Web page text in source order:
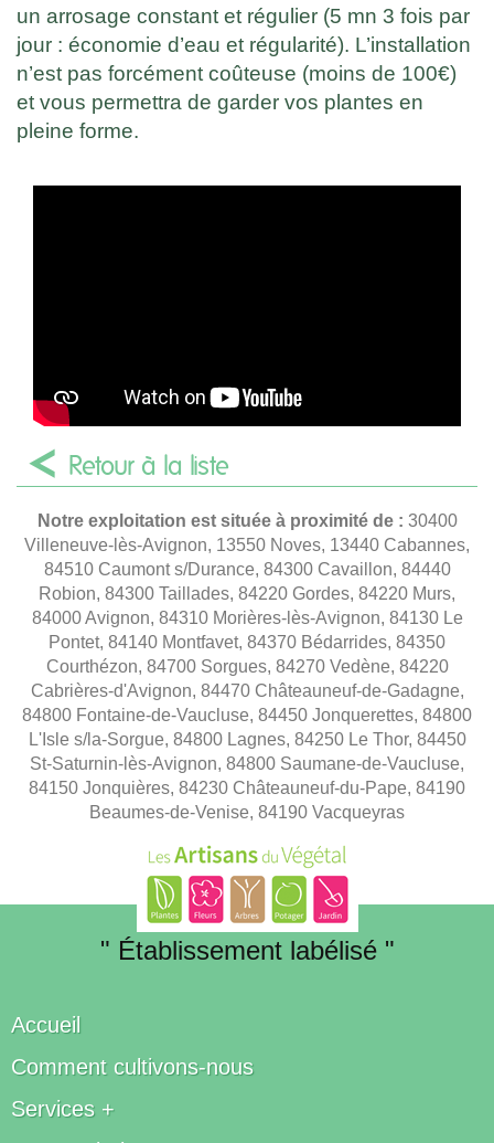
un arrosage constant et régulier (5 mn 3 fois par
jour : économie d’eau et régularité). L’installation
n’est pas forcément coûteuse (moins de 100€)
et vous permettra de garder vos plantes en
pleine forme.
Retour à la liste
Notre exploitation est située à proximité de : 30400
Villeneuve-lès-Avignon, 13550 Noves, 13440 Cabannes,
84510 Caumont s/Durance, 84300 Cavaillon, 84440
Robion, 84300 Taillades, 84220 Gordes, 84220 Murs,
84000 Avignon, 84310 Morières-lès-Avignon, 84130 Le
Pontet, 84140 Montfavet, 84370 Bédarrides, 84350
Courthézon, 84700 Sorgues, 84270 Vedène, 84220
Cabrières-d'Avignon, 84470 Châteauneuf-de-Gadagne,
84800 Fontaine-de-Vaucluse, 84450 Jonquerettes, 84800
L'Isle s/la-Sorgue, 84800 Lagnes, 84250 Le Thor, 84450
St-Saturnin-lès-Avignon, 84800 Saumane-de-Vaucluse,
84150 Jonquières, 84230 Châteauneuf-du-Pape, 84190
Beaumes-de-Venise, 84190 Vacqueyras
" Établissement labélisé "
Accueil
Comment cultivons-nous
Services +